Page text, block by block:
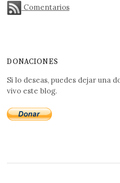
Comentarios
DONACIONES
Si lo deseas, puedes dejar una
vivo este blog.